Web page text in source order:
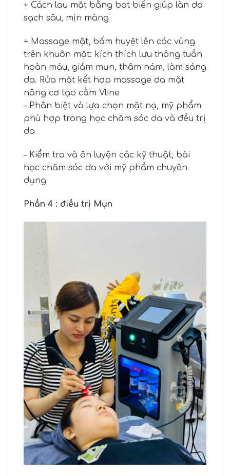
+ Cách lau mặt bằng bọt biển giúp làn da
sạch sâu, mịn màng
+ Massage mặt, bấm huyệt lên các vùng
trên khuôn mặt: kích thích lưu thông tuần
hoàn máu, giảm mụn, thâm nám, làm sáng
da. Rửa mặt kết hợp massage da mặt
nâng cơ tạo cằm Vline
– Phân biệt và lựa chọn mặt nạ, mỹ phẩm
phù hợp trong học chăm sóc da và đều trị
da
– Kiểm tra và ôn luyện các kỹ thuật, bài
học chăm sóc da với mỹ phẩm chuyên
dụng
Phần 4 : điều trị Mụn